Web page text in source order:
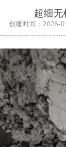
工程案例
服务项目
厂房厂区
新闻中心
访客留言
联系我们
超细
创建时间： 2026-